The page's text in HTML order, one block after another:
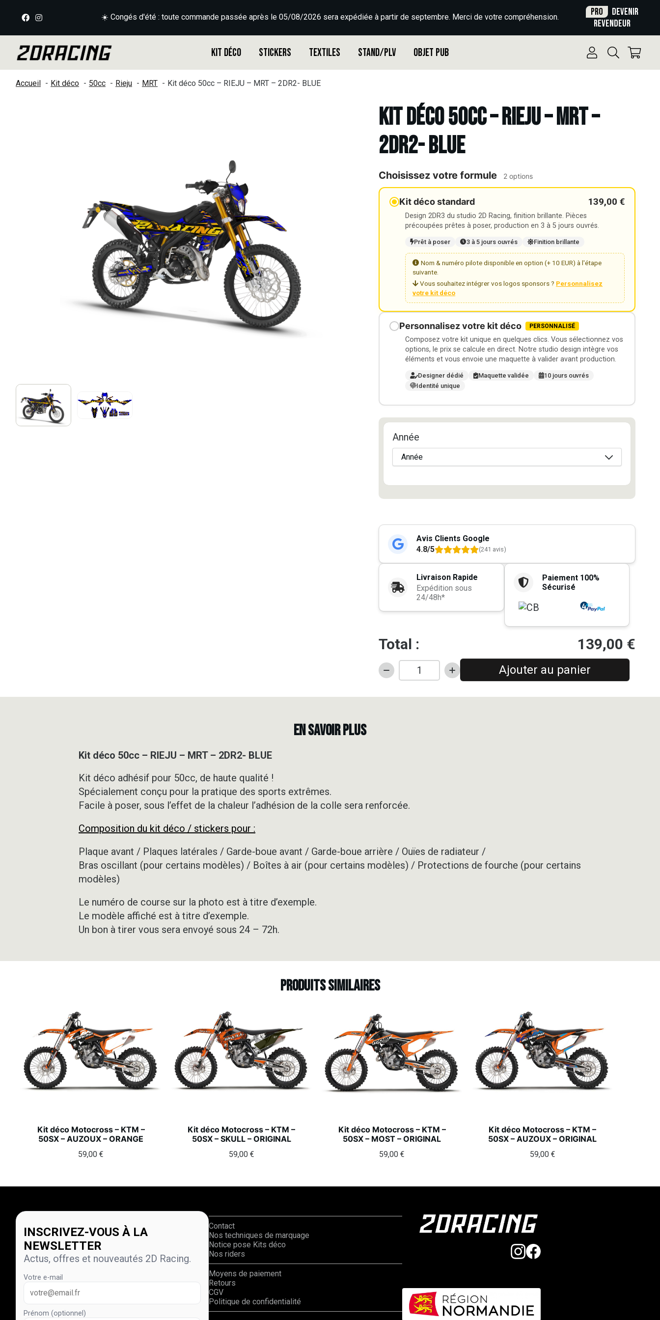
☀️ Congés d'été : toute commande passée après le 05/08/2026 sera expédiée à partir de septembre. Merci de votre compréhension. Pro
Devenir
revendeur
Kit déco Stickers Textiles Stand/PLV Objet Pub
Accueil Kit déco 50cc Rieju MRT Kit déco 50cc – RIEJU – MRT – 2DR2- BLUE
Kit déco 50cc – RIEJU – MRT –
2DR2- BLUE
Choisissez votre formule 2 options
Kit déco standard 139,00 €
Design 2DR3 du studio 2D Racing, finition brillante. Pièces
précoupées prêtes à poser, production en 3 à 5 jours ouvrés.
Prêt à poser 3 à 5 jours ouvrés Finition brillante
Nom & numéro pilote disponible en option (+ 10 EUR) à l'étape
suivante.
Vous souhaitez intégrer vos logos sponsors ? Personnalisez
votre kit déco
Personnalisez votre kit déco PERSONNALISÉ
Composez votre kit unique en quelques clics. Vous sélectionnez vos
options, le prix se calcule en direct. Notre studio design intègre vos
éléments et vous envoie une maquette à valider avant production.
Designer dédié Maquette validée
10 jours ouvrés
Identité unique
Année
Avis Clients Google
4.8/5
(241 avis)
Livraison Rapide
Expédition sous
24/48h*
Paiement 100%
Sécurisé
Total : 139,00 €
quantité
Kit
BLUE
Ajouter au panier
EN SAVOIR PLUS
Kit déco 50cc – RIEJU – MRT – 2DR2- BLUE
Kit déco adhésif pour 50cc, de haute qualité !
Spécialement conçu pour la pratique des sports extrêmes.
Facile à poser, sous l’effet de la chaleur l’adhésion de la colle sera renforcée.
Composition du kit déco / stickers pour :
Plaque avant / Plaques latérales / Garde-boue avant / Garde-boue arrière / Ouïes de radiateur /
Bras oscillant (pour certains modèles) / Boîtes à air (pour certains modèles) / Protections de fourche (pour certains
modèles)
Le numéro de course sur la photo est à titre d’exemple.
Le modèle affiché est à titre d’exemple.
Un bon à tirer vous sera envoyé sous 24 – 72h.
Produits similaires
Kit déco Motocross – KTM –
50SX – AUZOUX – ORANGE
59,00€
Kit déco Motocross – KTM –
50SX – SKULL – ORIGINAL
59,00 €
Kit déco Motocross – KTM –
50SX – MOST – ORIGINAL
59,00€
Kit déco Motocross – KTM –
50SX – AUZOUX – ORIGINAL
59,00 €
INSCRIVEZ-VOUS À LA
NEWSLETTER
Actus, offres et nouveautés 2D Racing.
Votre e-mail
Prénom (optionnel)
Contact
Nos techniques de marquage
Notice pose Kits déco
Nos riders
Moyens de paiement
Retours
CGV
Politique de confidentialité